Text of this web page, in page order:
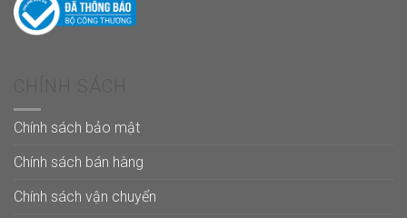
Chính sách bảo mật
Chính sách bán hàng
Chính sách vận chuyển